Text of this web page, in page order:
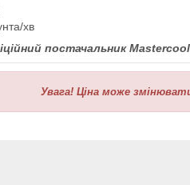
хв
постачальник Mastercool
Увага! Ціна може